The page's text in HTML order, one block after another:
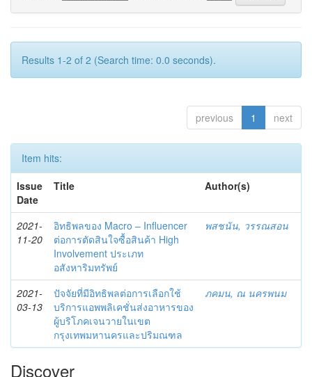
Results 1-2 of 2 (Search time: 0.0 seconds).
previous 1 next
Item hits:
Issue
Date
Title Author(s)
2021-
11-20
อิทธิพลของ Macro – Influencer
ต่อการตัดสินใจซื้อสินค้า High
Involvement ประเภท
อสังหาริมทรัพย์
พสชนัน, วรรณสอน
2021-
03-13
ปัจจัยที่มีอิทธิพลต่อการเลือกใช้
บริการแอพพลิเคชั่นส่งอาหารของ
ผู้บริโภคเจนวายในเขต
กรุงเทพมหานครและปริมณฑล
ภคมน, ณ นครพนม
Discover